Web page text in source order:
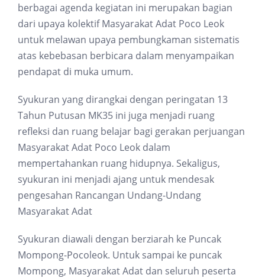
berbagai agenda kegiatan ini merupakan bagian
dari upaya kolektif Masyarakat Adat Poco Leok
untuk melawan upaya pembungkaman sistematis
atas kebebasan berbicara dalam menyampaikan
pendapat di muka umum.
Syukuran yang dirangkai dengan peringatan 13
Tahun Putusan MK35 ini juga menjadi ruang
refleksi dan ruang belajar bagi gerakan perjuangan
Masyarakat Adat Poco Leok dalam
mempertahankan ruang hidupnya. Sekaligus,
syukuran ini menjadi ajang untuk mendesak
pengesahan Rancangan Undang-Undang
Masyarakat Adat
Syukuran diawali dengan berziarah ke Puncak
Mompong-Pocoleok. Untuk sampai ke puncak
Mompong, Masyarakat Adat dan seluruh peserta